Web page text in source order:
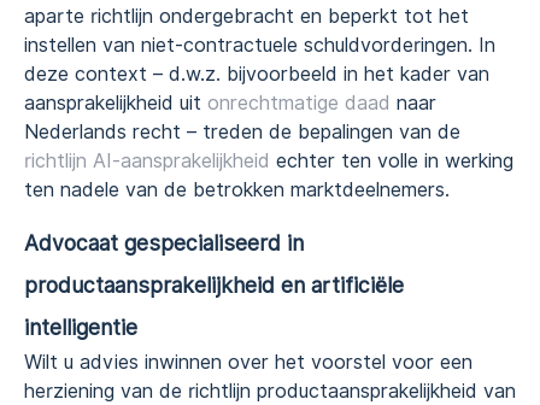
aparte richtlijn ondergebracht en beperkt tot het
instellen van niet-contractuele schuldvorderingen. In
deze context – d.w.z. bijvoorbeeld in het kader van
aansprakelijkheid uit onrechtmatige daad naar
Nederlands recht – treden de bepalingen van de
richtlijn AI-aansprakelijkheid echter ten volle in werking
ten nadele van de betrokken marktdeelnemers.
Advocaat gespecialiseerd in
productaansprakelijkheid en artificiële
intelligentie
Wilt u advies inwinnen over het voorstel voor een
herziening van de richtlijn productaansprakelijkheid van